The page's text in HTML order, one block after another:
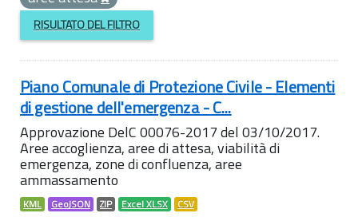
RISULTATO DEL FILTRO
Piano Comunale di Protezione Civile - Elementi
di gestione dell'emergenza - C...
Approvazione DelC 00076-2017 del 03/10/2017.
Aree accoglienza, aree di attesa, viabilità di
emergenza, zone di confluenza, aree
ammassamento
KML GeoJSON ZIP Excel XLSX CSV